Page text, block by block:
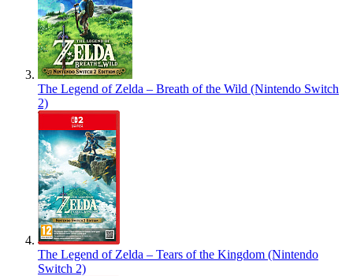
The Legend of Zelda – Breath of the Wild (Nintendo Switch
2)
The Legend of Zelda – Tears of the Kingdom (Nintendo
Switch 2)